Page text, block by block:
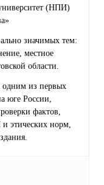
(НПИ)
значимых тем:
местное
области.
одним из первых
юге России,
фактов,
этических норм,